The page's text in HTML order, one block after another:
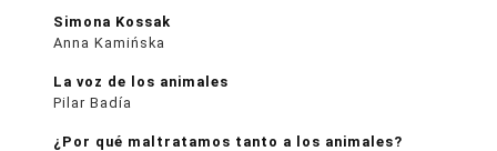
Simona Kossak
Anna Kamińska
La voz de los animales
Pilar Badía
¿Por qué maltratamos tanto a los animales?